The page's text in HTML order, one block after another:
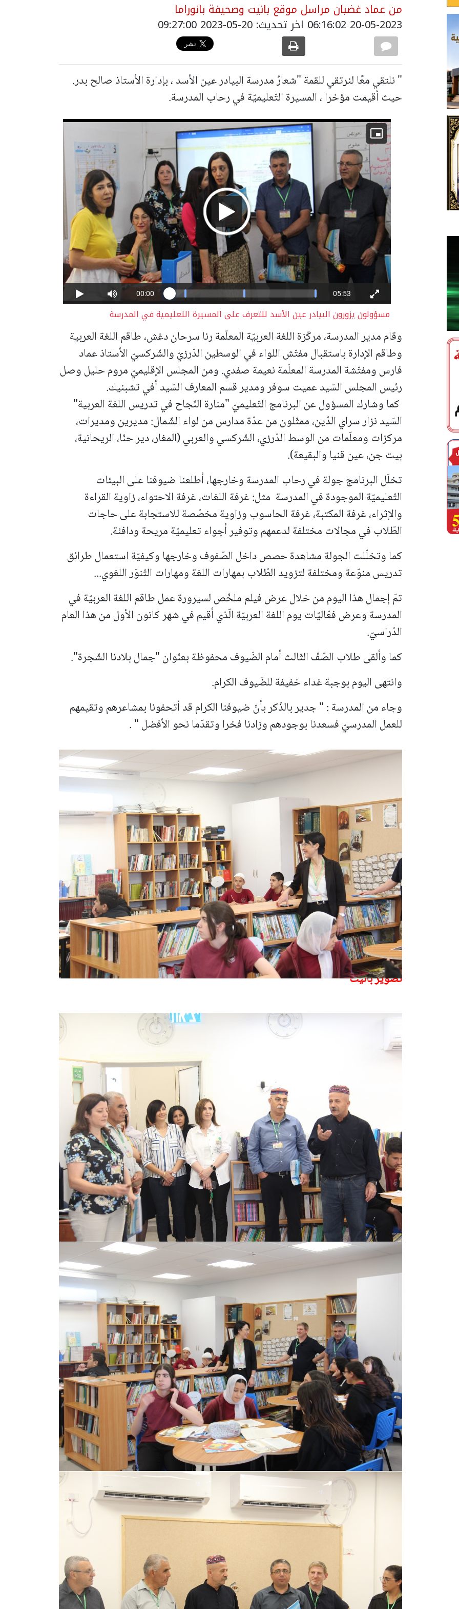
من عماد غضبان مراسل موقع بانيت وصحيفة بانوراما
20-05-2023 06:16:02 اخر تحديث: 20-05-2023 09:27:00
" نلتقي معًا لنرتقي للقمة "شعارُ مدرسة البيادر عين الأسد ، بإدارة الأستاذ صالح بدر.
حيث أقيمت مؤخرا ، المسيرة التّعليميّة في رحاب المدرسة.
مسؤولون يزورون البيادر عين الأسد للتعرف على المسيرة التعليمية في المدرسة
وقام مدير المدرسة، مركّزة اللغة العربيّة المعلّمة رنا سرحان دغش، طاقم اللغة العربية
وطاقم الإدارة باستقبال مفتّش اللواء في الوسطين الدّرزيّ والشّركسيّ الأستاذ عماد
فارس ومفتّشة المدرسة المعلّمة نعيمة صفدي. ومن المجلس الإقليميّ مروم حليلوصل
رئيس المجلس السّيد عميت سوفر ومدير قسم المعارف السّيد أفي تشبنيك.
كما وشارك المسؤول عن البرنامج التّعليميّ "منارة النّجاح في تدريس اللغة العربية"
السّيد نزار سراي الدّين، ممثّلون من عدّة مدارس من لواء الشّمال: مديرين ومديرات،
مركزات ومعلّمات من الوسط الدّرزي، الشّركسي والعربي (المغار، دير حنّا، الريحانية،
بيت جن، عين قنيا والبقيعة).
تخلّل البرنامج جولة في رحاب المدرسة وخارجها، أطلعنا ضيوفنا على البيئات
التّعليميّة الموجودة في المدرسة مثل: غرفة اللغات، غرفة الاحتواء، زاوية القراءة
والإثراء، غرفة المكتبة، غرفة الحاسوب وزاوية مخصّصة للاستجابة على حاجات
الطّلاب في مجالات مختلفة لدعمهم وتوفير أجواء تعليميّة مريحة ودافئة.
كما وتخلّلت الجولة مشاهدة حصص داخل الصّفوف وخارجها وكيفيّة استعمال طرائق
تدريس منوّعة ومختلفة لتزويد الطّلاب بمهارات اللغة ومهارات التّنوّر اللغوي...
تمّ إجمال هذا اليوم من خلال عرض فيلم ملخّص لسيرورة عمل طاقم اللغة العربيّة في
المدرسة وعرض فعّاليّات يوم اللغة العربيّة الّذي أقيم في شهر كانون الأول من هذا العام
الدّراسيّ.
كما وألقى طلاب الصّفّ الثّالث أمام الضّيوف محفوظة بعنّوان "جمال بلادنا الشّجرة".
وانتهى اليوم بوجبة غداء خفيفة للضّيوف الكرام.
وجاء من المدرسة : " جدير بالذّكر بأنّ ضيوفنا الكرام قد أتحفونا بمشاعرهم وتقيمهم
للعمل المدرسيّ فسعدنا بوجودهم وزادنا فخرا وتقدّما نحو الأفضل " .
تصوير بانيت